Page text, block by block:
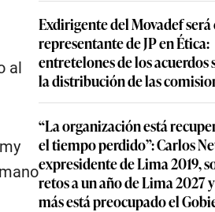
al
Exdirigente del Movadef será
representante de JP en Ética:
entretelones de los acuerdos
la distribución de las
“La organización está
el tiempo perdido”: Carlos
expresidente de Lima 2019,
retos a un año de Lima 2027
más está preocupado el